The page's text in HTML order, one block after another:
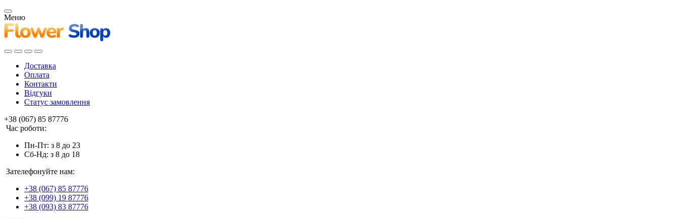
Меню
Доставка
Оплата
Контакти
Відгуки
Статус замовлення
+38 (067) 85 87776
Час роботи:
Пн-Пт: з 8 до 23
Сб-Нд: з 8 до 18
Зателефонуйте нам:
+38 (067) 85 87776
+38 (099) 19 87776
+38 (093) 83 87776